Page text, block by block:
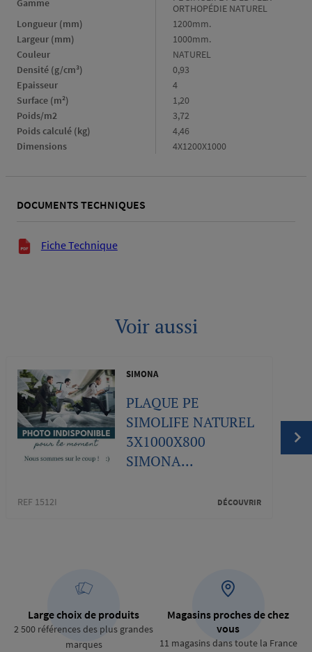
ORTHOPÉDIE NATUREL
Longueur (mm)
Longueur
(mm)
1200mm.
Largeur (mm)
Largeur
(mm)
1000mm.
Couleur
Couleur
NATUREL
Densité (g/cm³)
Densité
(g/cm³)
0,93
Epaisseur
Epaisseur
4
Surface (m²)
Surface
(m²)
1,20
Poids/m2
Poids/m2
3,72
Poids calculé (kg)
Poids
calculé
(kg)
4,46
Dimensions
Dimensions
4X1200X1000
DOCUMENTS TECHNIQUES
Documents techniques
Fiche Technique
Voir aussi
SIMONA
PLAQUE PE
SIMOLIFE NATUREL
3X1000X800
SIMONA...
REF 1512I DÉCOUVRIR
Large choix de produits
2 500 références des plus grandes
marques
Magasins proches de chez
vous
11 magasins dans toute la France